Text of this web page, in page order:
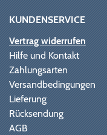
KUNDENSERVICE
Vertrag widerrufen
Hilfe und Kontakt
Zahlungsarten
Versandbedingungen
Lieferung
Rücksendung
AGB